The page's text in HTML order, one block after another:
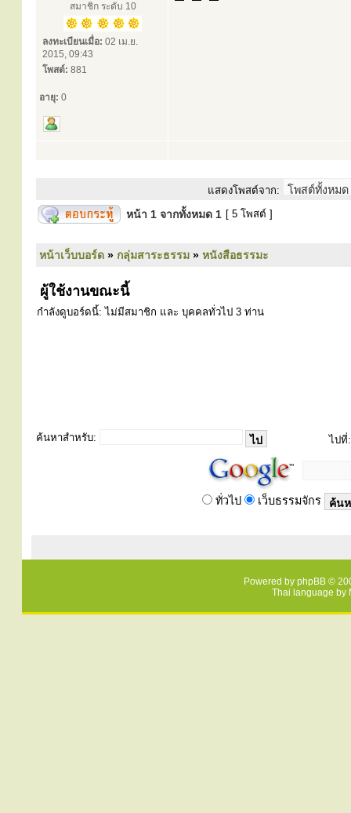
สมาชิก ระดับ 10
ลงทะเบียนเมื่อ: 02 เม.ย.
2015, 09:43
โพสต์: 881
อายุ: 0
แสดงโพสต์จาก:
หน้า 1 จากทั้งหมด 1 [ 5 โพสต์ ]
หน้าเว็บบอร์ด » กลุ่มสาระธรรม » หนังสือธรรมะ
ผู้ใช้งานขณะนี้
กำลังดูบอร์ดนี้: ไม่มีสมาชิก และ บุคคลทั่วไป 3 ท่าน
ค้นหาสำหรับ: ไปที่:
ทั่วไป เว็บธรรมจักร
Powered by phpBB ©
Thai language by